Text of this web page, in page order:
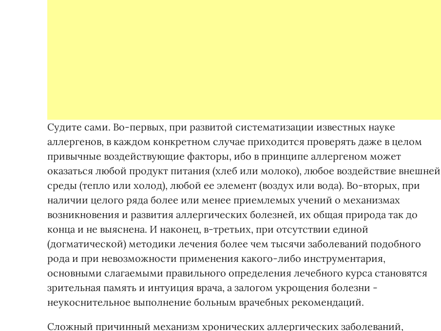
Судите сами. Во-первых, при развитой систематизации известных науке
аллергенов, в каждом конкретном случае приходится проверять даже в целом
привычные воздействующие факторы, ибо в принципе аллергеном может
оказаться любой продукт питания (хлеб или молоко), любое воздействие внешней
среды (тепло или холод), любой ее элемент (воздух или вода). Во-вторых, при
наличии целого ряда более или менее приемлемых учений о механизмах
возникновения и развития аллергических болезней, их общая природа так до
конца и не выяснена. И наконец, в-третьих, при отсутствии единой
(догматической) методики лечения более чем тысячи заболеваний подобного
рода и при невозможности применения какого-либо инструментария,
основными слагаемыми правильного определения лечебного курса становятся
зрительная память и интуиция врача, а залогом укрощения болезни -
неукоснительное выполнение больным врачебных рекомендаций.
Сложный причинный механизм хронических аллергических заболеваний,